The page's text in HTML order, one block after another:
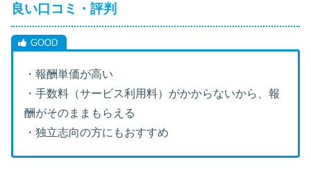
良い口コミ・評判
・報酬単価が高い
・手数料（サービス利用料）がかからないから、報
酬がそのままもらえる
・独立志向の方にもおすすめ